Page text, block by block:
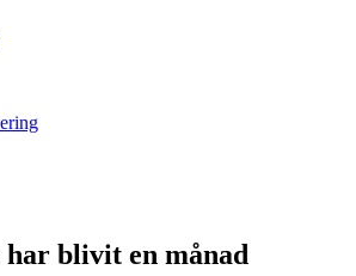
blivit en månad